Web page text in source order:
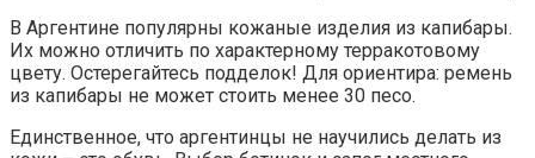
В Аргентине популярны кожаные изделия из капибары.
Их можно отличить по характерному терракотовому
цвету. Остерегайтесь подделок! Для ориентира: ремень
из капибары не может стоить менее 30 песо.
Единственное, что аргентинцы не научились делать из